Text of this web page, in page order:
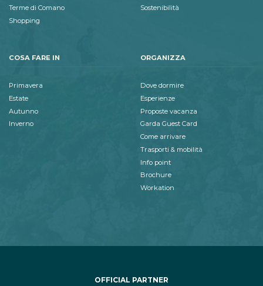
Terme di Comano
Shopping
Sostenibilità
COSA FARE IN
Primavera
Estate
Autunno
Inverno
ORGANIZZA
Dove dormire
Esperienze
Proposte vacanza
Garda Guest Card
Come arrivare
Trasporti & mobilità
Info point
Brochure
Workation
OFFICIAL PARTNER